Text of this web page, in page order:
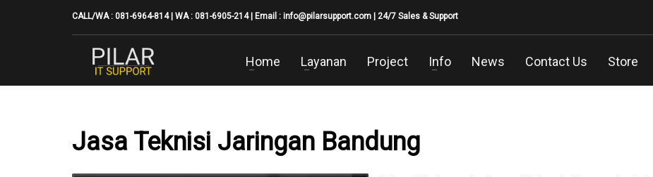
CALL/WA : 081-6964-814 | WA : 081-6905-214 | Email : info@pilarsupport.com | 24/7 Sales & Support
Home Layanan Project Info News Contact Us Store
Jasa Teknisi Jaringan Bandung